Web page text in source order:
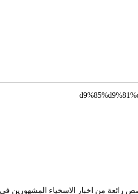
رائعة من اخبار الاسخياء المشهورين